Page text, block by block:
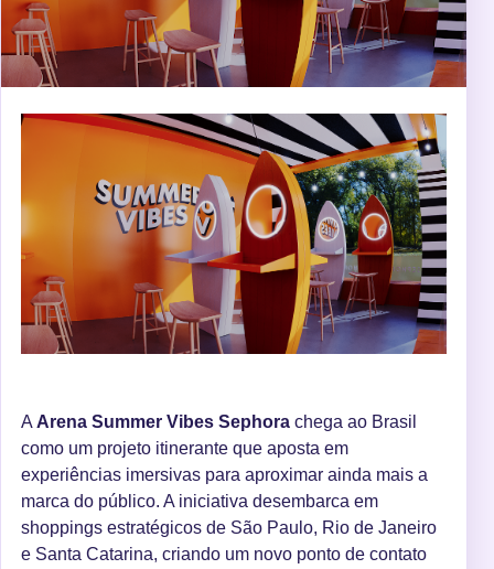
A Arena Summer Vibes Sephora chega ao Brasil
como um projeto itinerante que aposta em
experiências imersivas para aproximar ainda mais a
marca do público. A iniciativa desembarca em
shoppings estratégicos de São Paulo, Rio de Janeiro
e Santa Catarina, criando um novo ponto de contato